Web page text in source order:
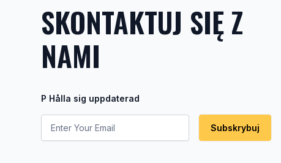
SKONTAKTUJ SIĘ Z
NAMI
P Hålla sig uppdaterad
Subskrybuj